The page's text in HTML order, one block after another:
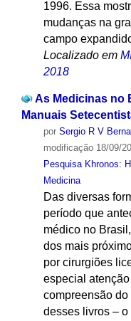
1996. Essa
mudanças na
campo
Localizado em
2018
As Medicinas no
Manuais
por Sergio R V
modificação18/09/
Pesquisa Khronos:
Medicina
Das diversas
período que
médico no
dos mais
por cirurgiões
especial
compreensão
desses livros –